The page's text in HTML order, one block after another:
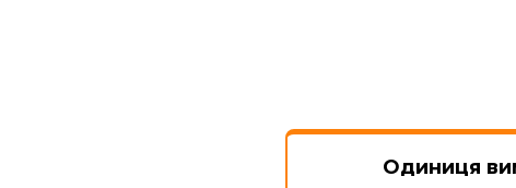
Одиниця